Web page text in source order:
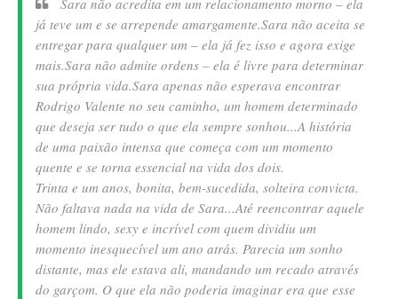
já teve um e se arrepende amargamente.Sara não aceita se
entregar para qualquer um – ela já fez isso e agora exige
mais.Sara não admite ordens – ela é livre para determinar
sua própria vida.Sara apenas não esperava encontrar
Rodrigo Valente no seu caminho, um homem determinado
que deseja ser tudo o que ela sempre sonhou...A história
de uma paixão intensa que começa com um momento
quente e se torna essencial na vida dos dois.
Trinta e um anos, bonita, bem-sucedida, solteira convicta.
Não faltava nada na vida de Sara...Até reencontrar aquele
homem lindo, sexy e incrível com quem dividiu um
momento inesquecível um ano atrás. Parecia um sonho
distante, mas ele estava ali, mandando um recado através
do garçom. O que ela não poderia imaginar era que esse